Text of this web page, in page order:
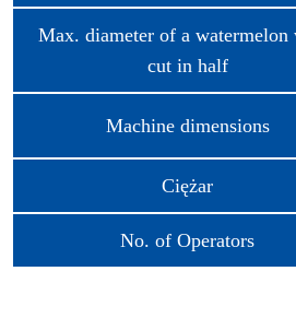
Max. diameter of a watermelon
cut in half
Machine dimensions
Ciężar
No. of Operators